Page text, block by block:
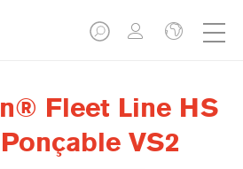
Fleet Line HS
VS2